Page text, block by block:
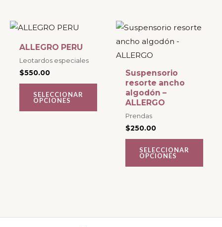
de
producto
de
producto
ALLEGRO PERU
Leotardos especiales
$550.00
SELECCIONAR
OPCIONES
Este
múltiples
variantes.
opciones
producto
Suspensorio
resorte ancho
algodón –
ALLERGO
Prendas
$250.00
SELECCIONAR
OPCIONES
Este
producto
tiene
múltiples
variantes.
Las
se
pueden
elegir
en
producto